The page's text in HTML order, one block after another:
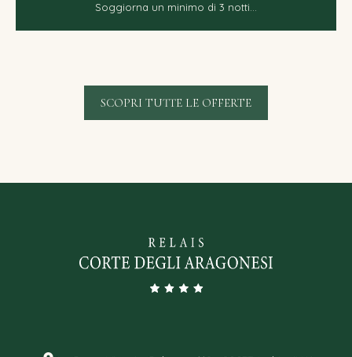
un minimo di 3 notti...
SCOPRI TUTTE LE OFFERTE